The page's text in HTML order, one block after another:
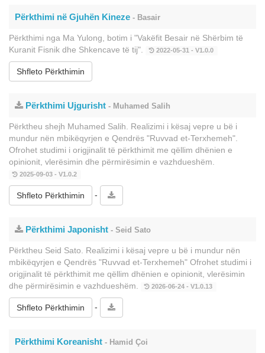
Përkthimi në Gjuhën Kineze - Basair
Përkthimi nga Ma Yulong, botim i "Vakëfit Besair në Shërbim të
Kuranit Fisnik dhe Shkencave të tij".
2022-05-31 - V1.0.0
Shfleto Përkthimin
Përkthimi Ujgurisht - Muhamed Salih
Përktheu shejh Muhamed Salih. Realizimi i kësaj vepre u bë i
mundur nën mbikëqyrjen e Qendrës "Ruvvad et-Terxhemeh".
Ofrohet studimi i origjinalit të përkthimit me qëllim dhënien e
opinionit, vlerësimin dhe përmirësimin e vazhdueshëm.
2025-09-03 - V1.0.2
Shfleto Përkthimin -
Përkthimi Japonisht - Seid Sato
Përktheu Seid Sato. Realizimi i kësaj vepre u bë i mundur nën
mbikëqyrjen e Qendrës "Ruvvad et-Terxhemeh" Ofrohet studimi i
origjinalit të përkthimit me qëllim dhënien e opinionit, vlerësimin
dhe përmirësimin e vazhdueshëm.
2026-06-24 - V1.0.13
Shfleto Përkthimin -
Përkthimi Koreanisht - Hamid Çoi